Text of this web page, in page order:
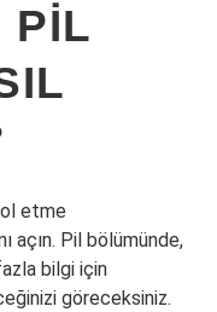
PIL
etme
açın. Pil bölümünde,
bilgi için
göreceksiniz.